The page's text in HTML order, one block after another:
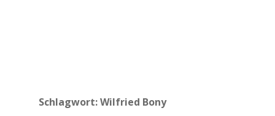
Schlagwort:Wilfried Bony